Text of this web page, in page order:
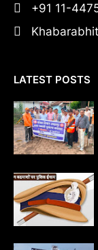
+91 11-
LATEST POSTS